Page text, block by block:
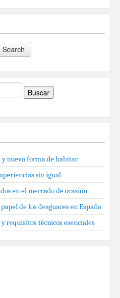
y nueva forma de habitar
sin igual
en el mercado de ocasión
de los desguaces en España
requisitos técnicos esenciales